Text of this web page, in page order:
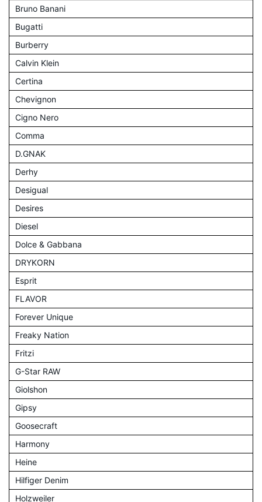
Bruno Banani
Bugatti
Burberry
Calvin Klein
Certina
Chevignon
Cigno Nero
Comma
D.GNAK
Derhy
Desigual
Desires
Diesel
Dolce & Gabbana
DRYKORN
Esprit
FLAVOR
Forever Unique
Freaky Nation
Fritzi
G-Star RAW
Giolshon
Gipsy
Goosecraft
Harmony
Heine
Hilfiger Denim
Holzweiler